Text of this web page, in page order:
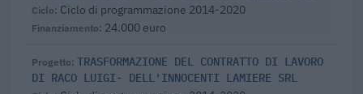
Ciclo di programmazione 2014-2020
24.000 euro
TRASFORMAZIONE DEL CONTRATTO DI LAVORO
DI RACO LUIGI- DELL'INNOCENTI LAMIERE SRL